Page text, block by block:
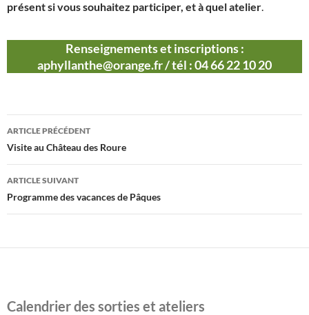
présent si vous souhaitez participer, et à quel atelier.
Renseignements et inscriptions :
aphyllanthe@orange.fr / tél : 04 66 22 10 20
Navigation
des
articles
ARTICLE PRÉCÉDENT
Visite au Château des Roure
ARTICLE SUIVANT
Programme des vacances de Pâques
Calendrier des sorties et ateliers